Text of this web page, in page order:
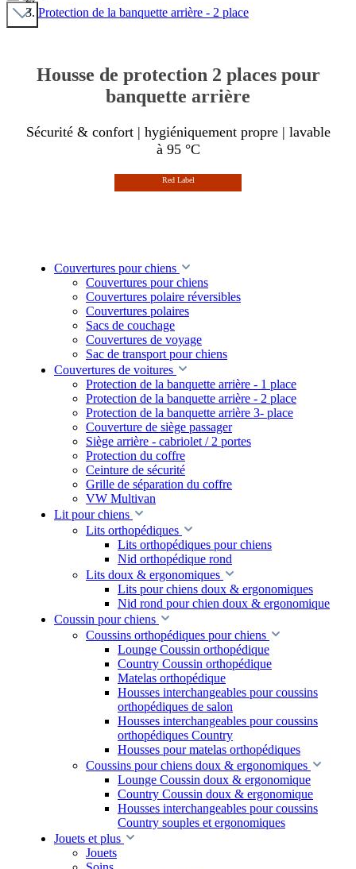
Protection de la banquette arrière - 2 place
Housse de protection 2 places pour
banquette arrière
Sécurité & confort | hygiéniquement propre | lavable
à 95 °C
Red Label
Couvertures pour chiens
Couvertures pour chiens
Couvertures polaire réversibles
Couvertures polaires
Sacs de couchage
Couvertures de voyage
Sac de transport pour chiens
Couvertures de voitures
Protection de la banquette arrière - 1 place
Protection de la banquette arrière - 2 place
Protection de la banquette arrière 3- place
Couverture de siège passager
Siège arrière - cabriolet / 2 portes
Protection du coffre
Ceinture de sécurité
Grille de séparation du coffre
VW Multivan
Lit pour chiens
Lits orthopédiques
Lits orthopédiques pour chiens
Nid orthopédique rond
Lits doux & ergonomiques
Lits pour chiens doux & ergonomiques
Nid rond pour chien doux & ergonomique
Coussin pour chiens
Coussins orthopédiques pour chiens
Lounge Coussin orthopédique
Country Coussin orthopédique
Matelas orthopédique
Housses interchangeables pour coussins
orthopédiques de salon
Housses interchangeables pour coussins
orthopédiques Country
Housses pour matelas orthopédiques
Coussins pour chiens doux & ergonomiques
Lounge Coussin doux & ergonomique
Country Coussin doux & ergonomique
Housses interchangeables pour coussins
Country souples et ergonomiques
Jouets et plus
Jouets